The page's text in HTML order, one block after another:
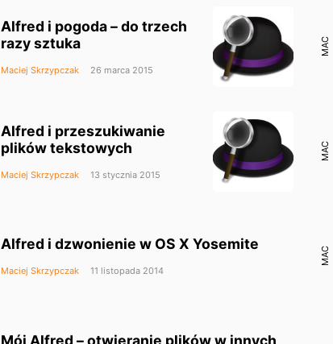
Alfred i pogoda – do trzech
razy sztuka
Maciej Skrzypczak 26 marca 2015
MAC
Alfred i przeszukiwanie
plików tekstowych
Maciej Skrzypczak 13 stycznia 2015
MAC
Alfred i dzwonienie w OS X Yosemite
Maciej Skrzypczak 11 listopada 2014
MAC
Mój Alfred – otwieranie plików w innych